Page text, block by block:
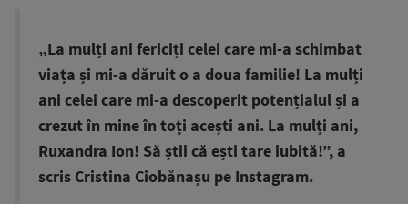
„La mulți ani fericiți celei care mi-a schimbat
viața și mi-a dăruit o a doua familie! La mulți
ani celei care mi-a descoperit potențialul și a
crezut în mine în toți acești ani. La mulți ani,
Ruxandra Ion! Să știi că ești tare iubită!”, a
scris Cristina Ciobănașu pe Instagram.